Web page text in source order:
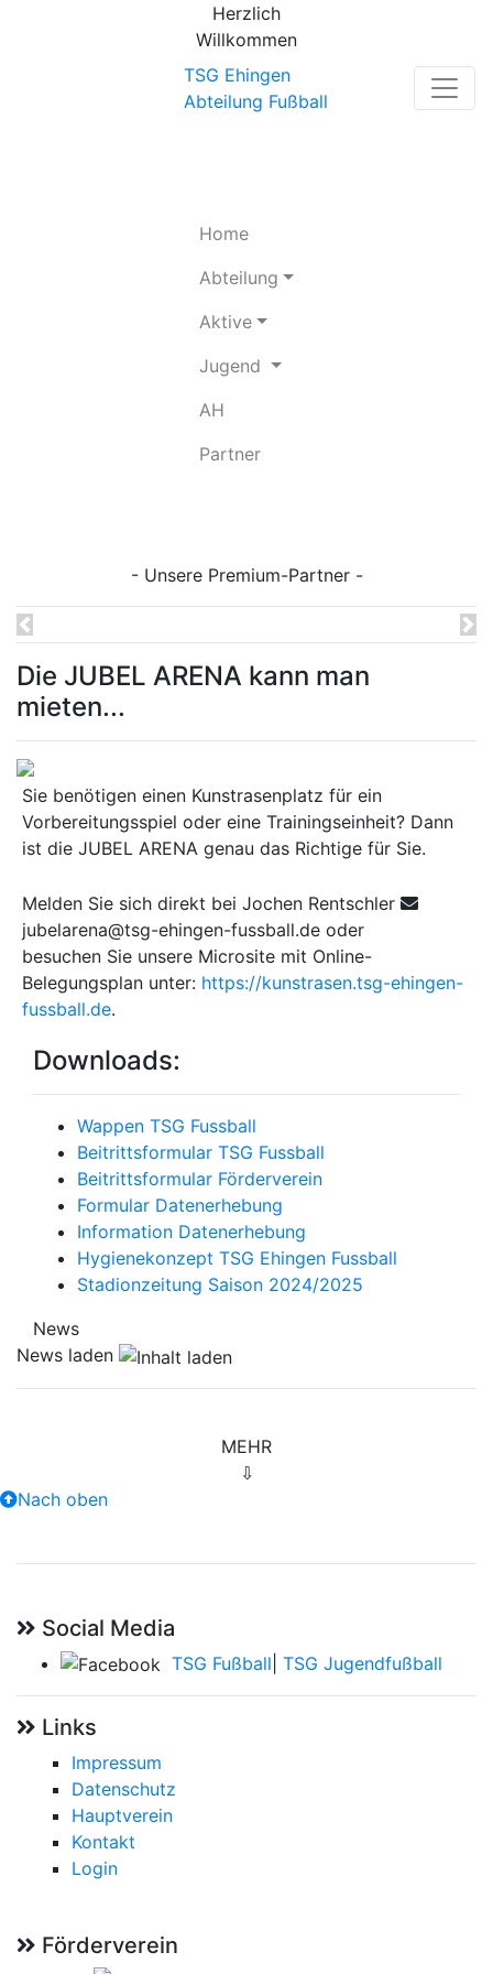
Herzlich
Willkommen
TSG Ehingen
Abteilung Fußball
Home(current)
Abteilung
Aktive
Jugend
AH
Partner(current)
- Unsere Premium-Partner -
Previous
Die JUBEL ARENA kann man
mieten...
Sie benötigen einen Kunstrasenplatz für ein
Vorbereitungsspiel oder eine Trainingseinheit? Dann
ist die JUBEL ARENA genau das Richtige für Sie.
Melden Sie sich direkt bei Jochen Rentschler
jubelarena@tsg-ehingen-fussball.de oder
besuchen Sie unsere Microsite mit Online-
Belegungsplan unter: https://kunstrasen.tsg-ehingen-
fussball.de.
Downloads:
Wappen TSG Fussball
Beitrittsformular TSG Fussball
Beitrittsformular Förderverein
Formular Datenerhebung
Information Datenerhebung
Hygienekonzept TSG Ehingen Fussball
Stadionzeitung Saison 2024/2025
News
News laden
MEHR
⇩
Nach oben
Social Media
TSG Fußball TSG Jugendfußball
Links
Impressum
Datenschutz
Hauptverein
Kontakt
Login
Förderverein